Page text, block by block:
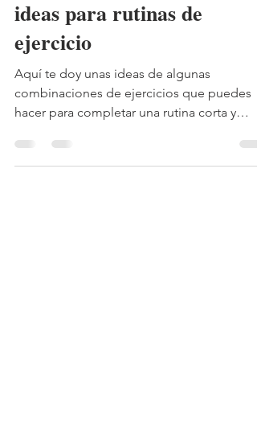
1 min read
Entrena en 15 minutos:
ideas para rutinas de
ejercicio
combinaciones de ejercicios que puedes
hacer para completar una rutina corta y